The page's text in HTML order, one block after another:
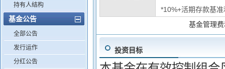
持有人结构
基金公告
全部公告
发行运作
分红公告
*10%+活期存款基准
基金管理
投资目标